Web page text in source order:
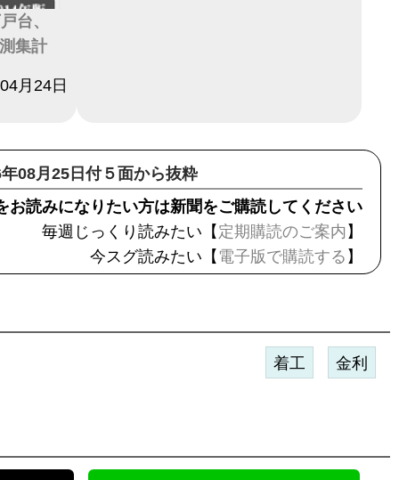
台、
集計
月24日
08月25日付５面から抜粋
お読みになりたい方は新聞をご購読してください
毎週じっくり読みたい【 定期購読のご案内 】
今スグ読みたい【 電子版で購読する 】
着工 金利